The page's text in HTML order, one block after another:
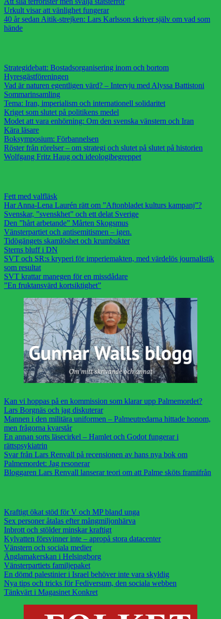
Urkult visar att vänlighet fungerar
40 år sedan Aitik-strejken: Lars Karlsson skriver själv om vad som
hände
Strategidebatt: Bostadsorganisering inom och bortom
Hyresgästföreningen
Vad är naturen egentligen värd? – Intervju med Alyssa Battistoni
Sommarinsamling
Tema: Iran, imperialism och internationell solidaritet
Kriget som slutet på politikens medel
Modet att vara enhörning: Om den svenska vänstern och Iran
Kära läsare
Boksymposium: Förbannelsen
Röster från rörelser – om strategi och slutet på slutet på historien
Wolfgang Fritz Haug och ideologibegreppet
Fett med valfläsk
Har Anna-Lena Laurén rätt om ”Aftonbladet kulturs kampanj”?
Svenskar, ”svenskhet” och ett delat Sverige
Den ”hårt arbetande” Mårten Skogsmus
Vänsterpartiet och antisemitismen – igen.
Tidögängets skamlöshet och krumbukter
Sterns bluff i DN
SVT och SR:s kryperi för imperiemakten, med värdelös journalistik
som resultat
SVT krattar manegen för en missdådare
”En fruktansvärd kortsiktighet”
Kan vi hoppas på en kommission som klarar upp Palmemordet?
Lars Borgnäs och jag diskuterar
Mannen i den militära uniformen – Palmeutredarna hittade honom,
men frågorna kvarstår
En annan sorts läsecirkel – Hamlet och Godot fungerar i
rättspsykiatrin
Svar från Lars Renvall på recensionen av hans nya bok om
Palmemordet: Jag resonerar
Bloggaren Lars Renvall lanserar teori om att Palme sköts framifrån
Kraftigt ökat stöd för V och MP bland unga
Sex personer åtalas efter mångmiljonhärva
Inbrott och stölder minskar kraftigt
Kylvatten försvinner inte – apropå stora datacenter
Vänstern och sociala medier
Änglamakerskan i Helsingborg
Vänsterpartiets familjepaket
En dömd palestinier i Israel behöver inte vara skyldig
Nya tips och tricks för Fediversum, den sociala webben
Tänkvärt i Magasinet Konkret